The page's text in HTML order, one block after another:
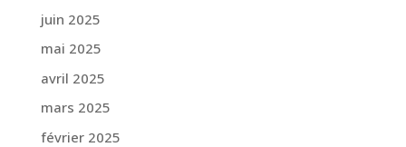
juin 2025
mai 2025
avril 2025
mars 2025
février 2025